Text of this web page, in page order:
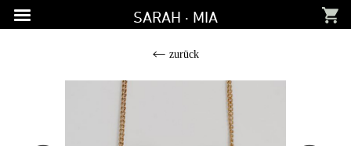
Zur
Hauptnavigation
Zum
Inhalt
Zur
Fußzeile
SARAH · MIA
zurück